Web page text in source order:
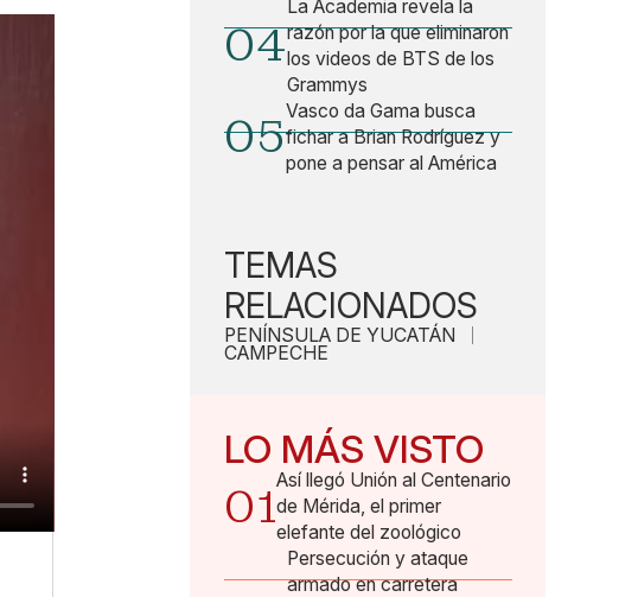
04
La Academia revela la
razón por la que eliminaron
los videos de BTS de los
Grammys
05Vasco da Gama busca
fichar a Brian Rodríguez y
pone a pensar al América
TEMAS
RELACIONADOS
PENÍNSULA DE YUCATÁN
CAMPECHE
LO MÁS VISTO
01Así llegó Unión al Centenario
de Mérida, el primer
elefante del zoológico
Persecución y ataque
armado en carretera